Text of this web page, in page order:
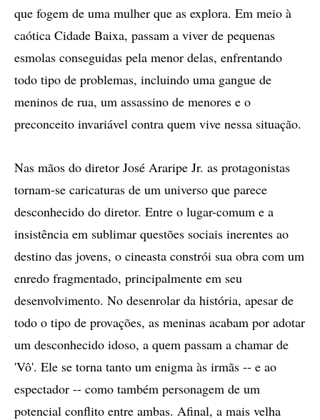
que fogem de uma mulher que as explora. Em meio à
caótica Cidade Baixa, passam a viver de pequenas
esmolas conseguidas pela menor delas, enfrentando
todo tipo de problemas, incluindo uma gangue de
meninos de rua, um assassino de menores e o
preconceito invariável contra quem vive nessa situação.
Nas mãos do diretor José Araripe Jr. as protagonistas
tornam-se caricaturas de um universo que parece
desconhecido do diretor. Entre o lugar-comum e a
insistência em sublimar questões sociais inerentes ao
destino das jovens, o cineasta constrói sua obra com um
enredo fragmentado, principalmente em seu
desenvolvimento. No desenrolar da história, apesar de
todo o tipo de provações, as meninas acabam por adotar
um desconhecido idoso, a quem passam a chamar de
'Vô'. Ele se torna tanto um enigma às irmãs -- e ao
espectador -- como também personagem de um
potencial conflito entre ambas. Afinal, a mais velha